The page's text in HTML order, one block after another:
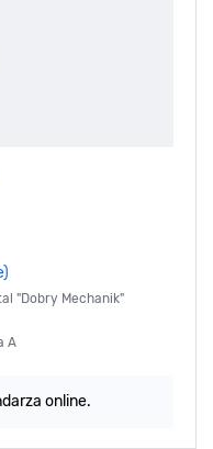
"Dobry Mechanik"
A
online.